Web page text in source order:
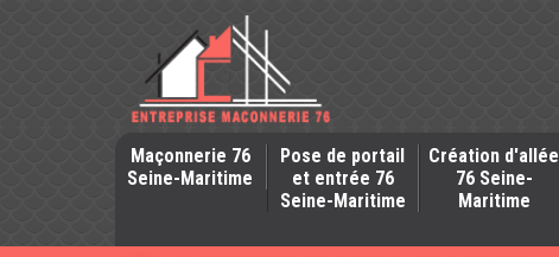
Maçonnerie 76
Seine-Maritime
Pose de portail
et entrée 76
Seine-Maritime
Création d'allée
76 Seine-
Maritime